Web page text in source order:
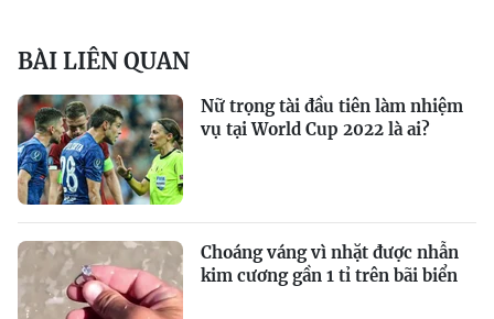
BÀI LIÊN QUAN
Nữ trọng tài đầu tiên làm nhiệm
vụ tại World Cup 2022 là ai?
Choáng váng vì nhặt được nhẫn
kim cương gần 1 tỉ trên bãi biển